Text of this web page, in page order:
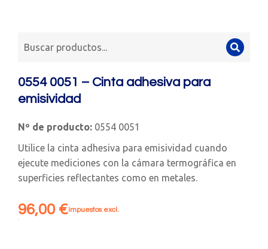
0554 0051 – Cinta adhesiva para
emisividad
Nº de producto: 0554 0051
Utilice la cinta adhesiva para emisividad cuando
ejecute mediciones con la cámara termográfica en
superficies reflectantes como en metales.
96,00 €impuestos excl.